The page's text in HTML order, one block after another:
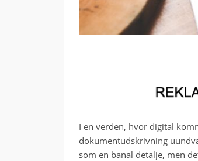
I en verden, hvor digital
dokumentudskrivning
som en banal detalje, men